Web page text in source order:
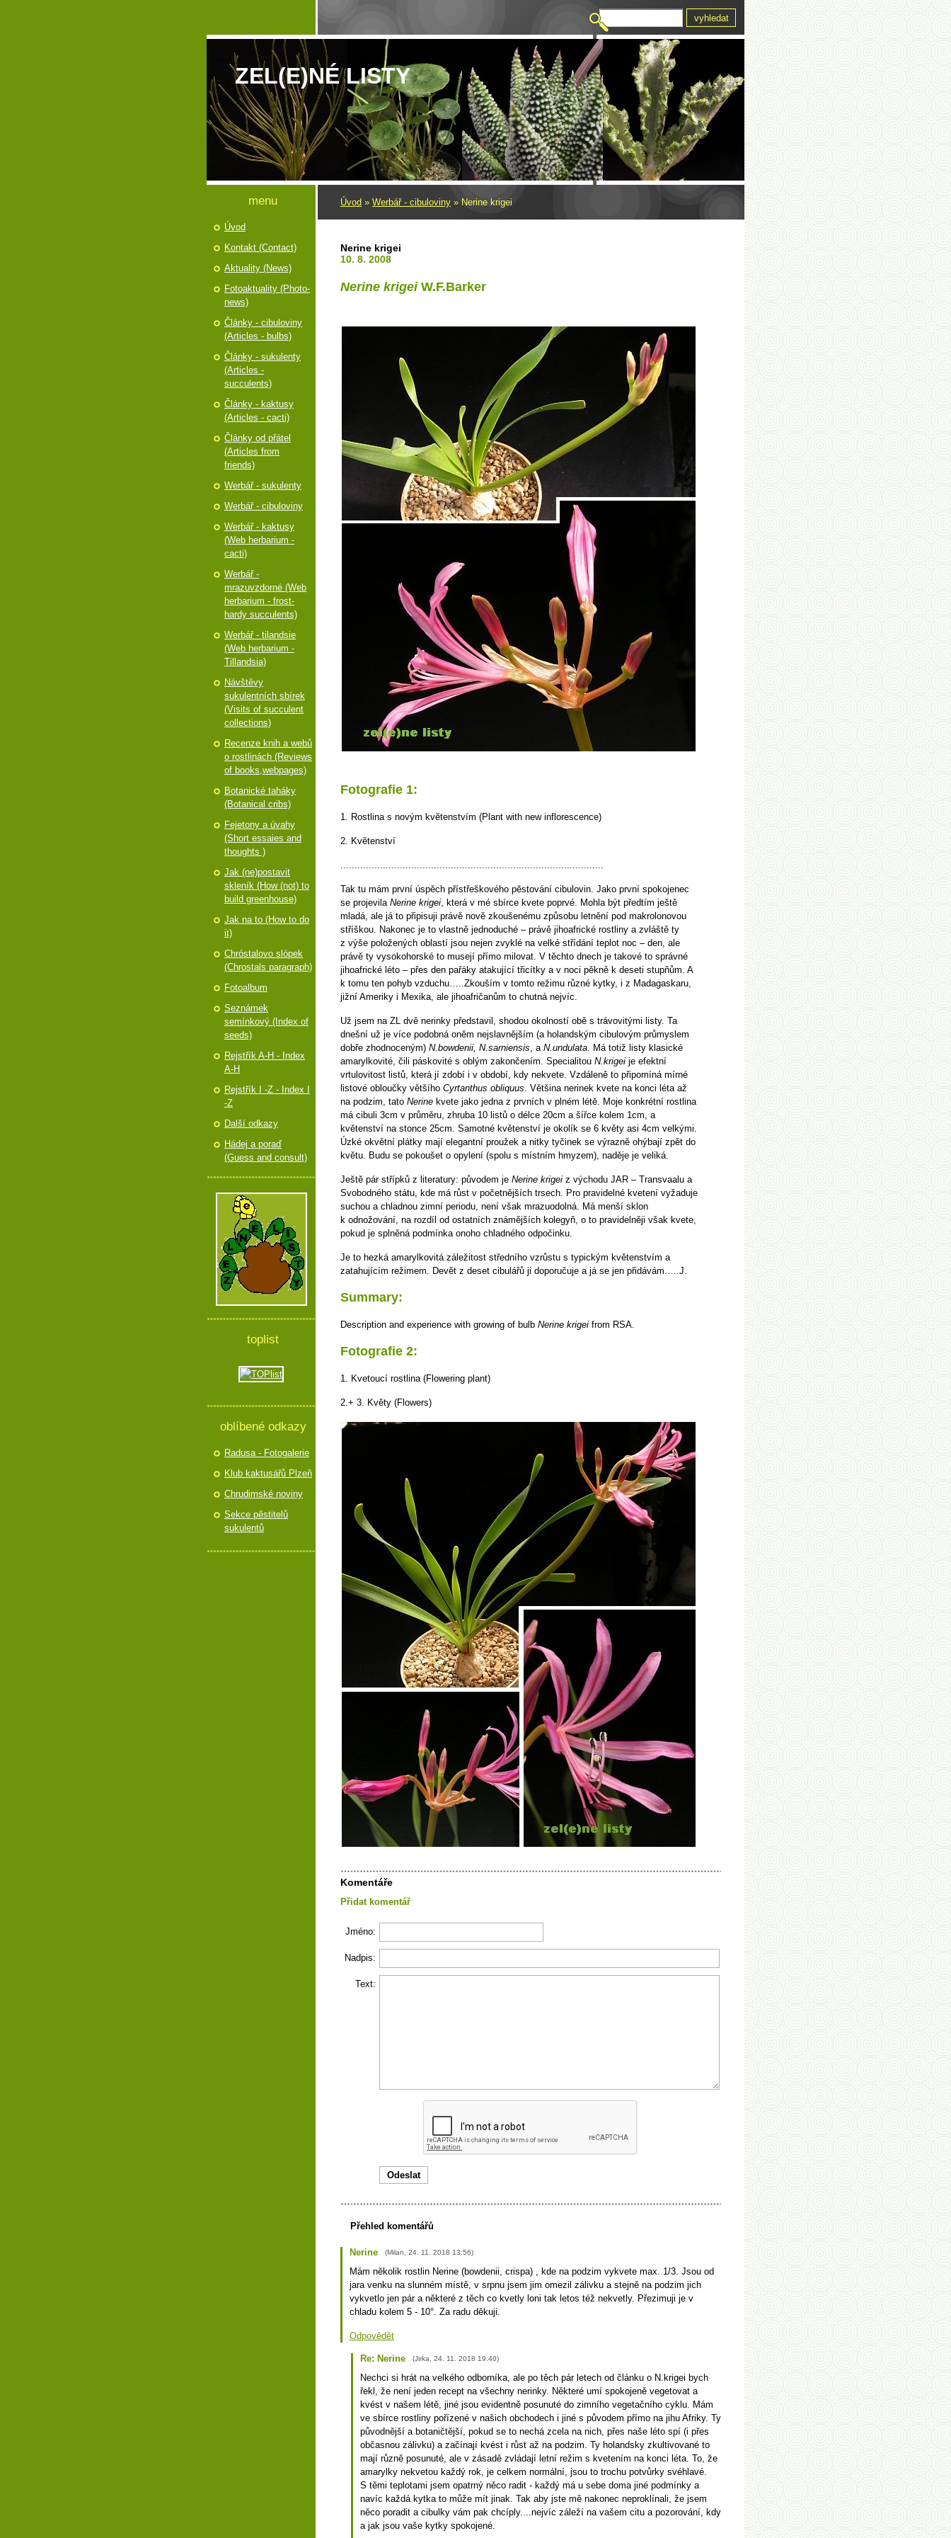
ZEL(E)NÉ LISTY
Úvod » Werbář - cibuloviny » Nerine krigei
Nerine krigei
10. 8. 2008
Nerine krigei W.F.Barker
Fotografie 1:
1. Rostlina s novým květenstvím (Plant with new inflorescence)
2. Květenství
.............................................................................................
Tak tu mám první úspěch přístřeškového pěstování cibulovin. Jako první spokojenec
se projevila Nerine krigei, která v mé sbírce kvete poprvé. Mohla být předtím ještě
mladá, ale já to připisuji právě nově zkoušenému způsobu letnění pod makrolonovou
stříškou. Nakonec je to vlastně jednoduché – právě jihoafrické rostliny a zvláště ty
z výše položených oblastí jsou nejen zvyklé na velké střídání teplot noc – den, ale
právě ty vysokohorské to musejí přímo milovat. V těchto dnech je takové to správné
jihoafrické léto – přes den pařáky atakující třicítky a v noci pěkně k deseti stupňům. A
k tomu ten pohyb vzduchu…..Zkouším v tomto režimu různé kytky, i z Madagaskaru,
jižní Ameriky i Mexika, ale jihoafričanům to chutná nejvíc.
Už jsem na ZL dvě nerinky představil, shodou okolností obě s trávovitými listy. Ta
dnešní už je více podobná oněm nejslavnějším (a holandským cibulovým průmyslem
dobře zhodnoceným) N.bowdenii, N.sarniensis, a N.undulata. Má totiž listy klasické
amarylkovité, čili páskovité s oblým zakončením. Specialitou N.krigei je efektní
vrtulovitost listů, která jí zdobí i v období, kdy nekvete. Vzdáleně to připomíná mírné
listové obloučky většího Cyrtanthus obliquus. Většina nerinek kvete na konci léta až
na podzim, tato Nerine kvete jako jedna z prvních v plném létě. Moje konkrétní rostlina
má cibuli 3cm v průměru, zhruba 10 listů o délce 20cm a šířce kolem 1cm, a
květenství na stonce 25cm. Samotné květenství je okolík se 6 květy asi 4cm velkými.
Úzké okvětní plátky mají elegantní proužek a nitky tyčinek se výrazně ohýbají zpět do
květu. Budu se pokoušet o opylení (spolu s místním hmyzem), naděje je veliká.
Ještě pár střípků z literatury: původem je Nerine krigei z východu JAR – Transvaalu a
Svobodného státu, kde má růst v početnějších trsech. Pro pravidelné kvetení vyžaduje
suchou a chladnou zimní periodu, není však mrazuodolná. Má menší sklon
k odnožování, na rozdíl od ostatních známějších kolegyň, o to pravidelněji však kvete,
pokud je splněná podmínka onoho chladného odpočinku.
Je to hezká amarylkovitá záležitost středního vzrůstu s typickým květenstvím a
zatahujícím režimem. Devět z deset cibulářů ji doporučuje a já se jen přidávám…..J.
Summary:
Description and experience with growing of bulb Nerine krigei from RSA.
Fotografie 2:
1. Kvetoucí rostlina (Flowering plant)
2.+ 3. Květy (Flowers)
Komentáře
Přidat komentář
Jméno:
Nadpis:
Text:
Přehled komentářů
Nerine (Milan 24. 11. 2018 13:56)
Mám několik rostlin Nerine (bowdenii, crispa) , kde na podzim vykvete max. 1/3. Jsou od
jara venku na slunném místě, v srpnu jsem jim omezil zálivku a stejně na podzim jich
vykvetlo jen pár a některé z těch co kvetly loni tak letos též nekvetly. Přezimuji je v
chladu kolem 5 - 10°. Za radu děkuji.
Odpovědět
Re: Nerine (Jirka 24. 11. 2018 19:40)
Nechci si hrát na velkého odborníka, ale po těch pár letech od článku o N.krigei bych
řekl, že není jeden recept na všechny nerinky. Některé umí spokojeně vegetovat a
kvést v našem létě, jiné jsou evidentně posunuté do zimního vegetačního cyklu. Mám
ve sbírce rostliny pořízené v našich obchodech i jiné s původem přímo na jihu Afriky. Ty
původnější a botaničtější, pokud se to nechá zcela na nich, přes naše léto spí (i přes
občasnou zálivku) a začínají kvést i růst až na podzim. Ty holandsky zkultivované to
mají různě posunuté, ale v zásadě zvládají letní režim s kvetením na konci léta. To, že
amarylky nekvetou každý rok, je celkem normální, jsou to trochu potvůrky svéhlavé.
S těmi teplotami jsem opatrný něco radit - každý má u sebe doma jiné podmínky a
navíc každá kytka to může mít jinak. Tak aby jste mě nakonec neproklínali, že jsem
něco poradit a cibulky vám pak chcíply....nejvíc záleží na vašem citu a pozorování, kdy
a jak jsou vaše kytky spokojené.
menu
Úvod
Kontakt (Contact)
Aktuality (News)
Fotoaktuality (Photo-
news)
Články - cibuloviny
(Articles - bulbs)
Články - sukulenty
(Articles -
succulents)
Články - kaktusy
(Articles - cacti)
Články od přátel
(Articles from
friends)
Werbář - sukulenty
Werbář - cibuloviny
Werbář - kaktusy
(Web herbarium -
cacti)
Werbář -
mrazuvzdorné (Web
herbarium - frost-
hardy succulents)
Werbář - tilandsie
(Web herbarium -
Tillandsia)
Návštěvy
sukulentních sbírek
(Visits of succulent
collections)
Recenze knih a webů
o rostlinách (Reviews
of books,webpages)
Botanické taháky
(Botanical cribs)
Fejetony a úvahy
(Short essaies and
thoughts )
Jak (ne)postavit
skleník (How (not) to
build greenhouse)
Jak na to (How to do
it)
Chróstalovo slópek
(Chrostals paragraph)
Fotoalbum
Seznámek
semínkový (Index of
seeds)
Rejstřík A-H - Index
A-H
Rejstřík I -Z - Index I
-Z
Další odkazy
Hádej a poraď
(Guess and consult)
toplist
oblíbené odkazy
Radusa - Fotogalerie
Klub kaktusářů Plzeň
Chrudimské noviny
Sekce pěstitelů
sukulentů